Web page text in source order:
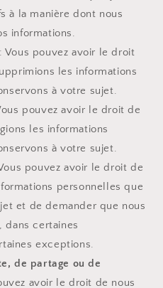
à la manière dont nous
informations.
: Vous pouvez avoir le droit
les informations
à votre sujet.
pouvez avoir le droit de
les informations
à votre sujet.
pouvez avoir le droit de
personnelles que
et de demander que nous
dans certaines
exceptions.
de partage ou de
avoir le droit de nous